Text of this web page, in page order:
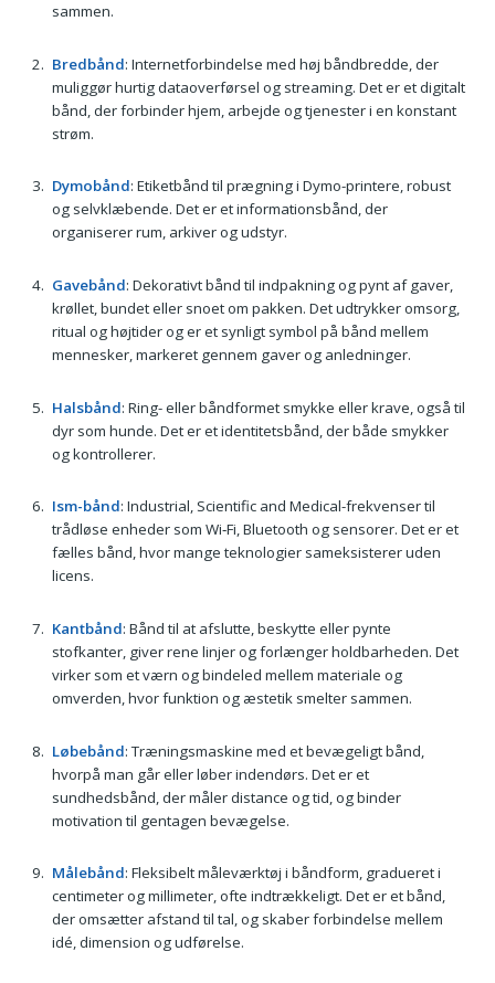
sammen.
Bredbånd: Internetforbindelse med høj båndbredde, der
muliggør hurtig dataoverførsel og streaming. Det er et digitalt
bånd, der forbinder hjem, arbejde og tjenester i en konstant
strøm.
Dymobånd: Etiketbånd til prægning i Dymo-printere, robust
og selvklæbende. Det er et informationsbånd, der
organiserer rum, arkiver og udstyr.
Gavebånd: Dekorativt bånd til indpakning og pynt af gaver,
krøllet, bundet eller snoet om pakken. Det udtrykker omsorg,
ritual og højtider og er et synligt symbol på bånd mellem
mennesker, markeret gennem gaver og anledninger.
Halsbånd: Ring- eller båndformet smykke eller krave, også til
dyr som hunde. Det er et identitetsbånd, der både smykker
og kontrollerer.
Ism-bånd: Industrial, Scientific and Medical-frekvenser til
trådløse enheder som Wi‑Fi, Bluetooth og sensorer. Det er et
fælles bånd, hvor mange teknologier sameksisterer uden
licens.
Kantbånd: Bånd til at afslutte, beskytte eller pynte
stofkanter, giver rene linjer og forlænger holdbarheden. Det
virker som et værn og bindeled mellem materiale og
omverden, hvor funktion og æstetik smelter sammen.
Løbebånd: Træningsmaskine med et bevægeligt bånd,
hvorpå man går eller løber indendørs. Det er et
sundhedsbånd, der måler distance og tid, og binder
motivation til gentagen bevægelse.
Målebånd: Fleksibelt måleværktøj i båndform, gradueret i
centimeter og millimeter, ofte indtrækkeligt. Det er et bånd,
der omsætter afstand til tal, og skaber forbindelse mellem
idé, dimension og udførelse.